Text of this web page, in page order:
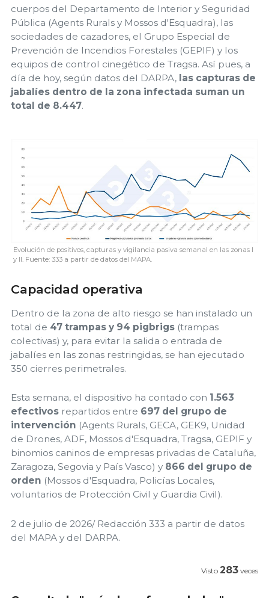
cuerpos del Departamento de Interior y Seguridad
Pública (Agents Rurals y Mossos d'Esquadra), las
sociedades de cazadores, el Grupo Especial de
Prevención de Incendios Forestales (GEPIF) y los
equipos de control cinegético de Tragsa. Así pues, a
día de hoy, según datos del DARPA, las capturas de
jabalíes dentro de la zona infectada suman un
total de 8.447.
Evolución de positivos, capturas y vigilancia pasiva semanal en las zonas I
y II. Fuente: 333 a partir de datos del MAPA.
Capacidad operativa
Dentro de la zona de alto riesgo se han instalado un
total de 47 trampas y 94 pigbrigs (trampas
colectivas) y, para evitar la salida o entrada de
jabalíes en las zonas restringidas, se han ejecutado
350 cierres perimetrales.
Esta semana, el dispositivo ha contado con 1.563
efectivos repartidos entre 697 del grupo de
intervención (Agents Rurals, GECA, GEK9, Unidad
de Drones, ADF, Mossos d'Esquadra, Tragsa, GEPIF y
binomios caninos de empresas privadas de Cataluña,
Zaragoza, Segovia y País Vasco) y 866 del grupo de
orden (Mossos d'Esquadra, Policías Locales,
voluntarios de Protección Civil y Guardia Civil).
2 de julio de 2026/ Redacción 333 a partir de datos
del MAPA y del DARPA.
Visto 283 veces